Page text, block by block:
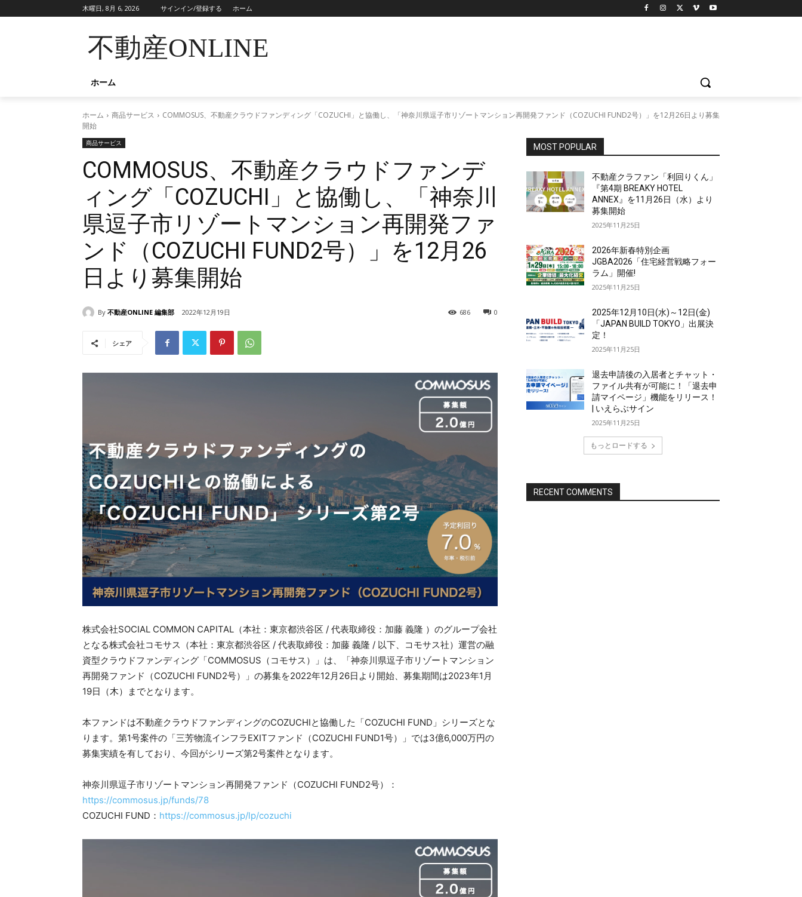
木曜日, 8月 6, 2026 サインイン/登録する ホーム
不動産ONLINE
ホーム
ホーム 商品サービス
COMMOSUS、不動産クラウドファンディング「COZUCHI」と協働し、「神奈川県逗子市リゾートマンション再開発ファンド（COZUCHI FUND2号）」を12月26日より募集
開始
商品サービス
COMMOSUS、不動産クラウドファンデ
ィング「COZUCHI」と協働し、「神奈川
県逗子市リゾートマンション再開発ファ
ンド（COZUCHI FUND2号）」を12月26
日より募集開始
By 不動産ONLINE 編集部 2022年12月19日 0
686
シェア
株式会社SOCIAL COMMON CAPITAL（本社：東京都渋谷区 / 代表取締役：加藤 義隆 ）のグループ会社
となる株式会社コモサス（本社：東京都渋谷区 / 代表取締役：加藤 義隆 / 以下、コモサス社）運営の融
資型クラウドファンディング「COMMOSUS（コモサス）」は、「神奈川県逗子市リゾートマンション
再開発ファンド（COZUCHI FUND2号）」の募集を2022年12月26日より開始、募集期間は2023年1月
19日（木）までとなります。
本ファンドは不動産クラウドファンディングのCOZUCHIと協働した「COZUCHI FUND」シリーズとな
ります。第1号案件の「三芳物流インフラEXITファンド（COZUCHI FUND1号）」では3億6,000万円の
募集実績を有しており、今回がシリーズ第2号案件となります。
神奈川県逗子市リゾートマンション再開発ファンド（COZUCHI FUND2号）：
https://commosus.jp/funds/78
COZUCHI FUND： https://commosus.jp/lp/cozuchi
MOST POPULAR
不動産クラファン「利回りくん」
『第4期 BREAKY HOTEL
ANNEX』を11月26日（水）より
募集開始
2025年11月25日
2026年新春特別企画
JGBA2026「住宅経営戦略フォー
ラム」開催!
2025年11月25日
2025年12月10日(水)～12日(金)
「JAPAN BUILD TOKYO」出展決
定！
2025年11月25日
退去申請後の入居者とチャット・
ファイル共有が可能に！「退去申
請マイページ」機能をリリース！
| いえらぶサイン
2025年11月25日
もっとロードする
RECENT COMMENTS